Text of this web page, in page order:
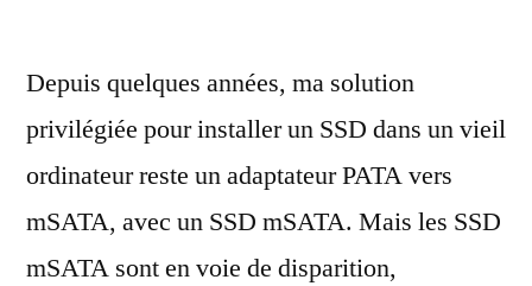
!
Depuis quelques années, ma solution
privilégiée pour installer un SSD dans un vieil
ordinateur reste un adaptateur PATA vers
mSATA, avec un SSD mSATA. Mais les SSD
mSATA sont en voie de disparition,